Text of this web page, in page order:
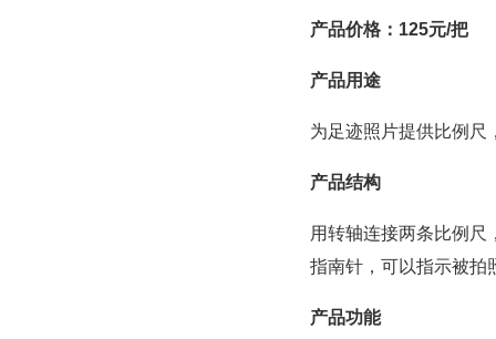
产品价格：125元/把
产品用途
为足迹照片提供比例尺
产品结构
用转轴连接两条比例尺
指南针，可以指示被拍
产品功能